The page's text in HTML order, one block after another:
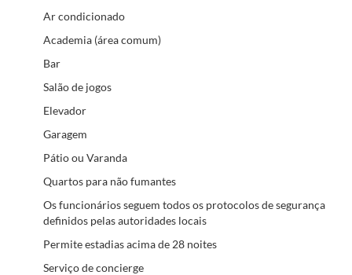
Ar condicionado
Academia (área comum)
Bar
Salão de jogos
Elevador
Garagem
Pátio ou Varanda
Quartos para não fumantes
Os funcionários seguem todos os protocolos de segurança
definidos pelas autoridades locais
Permite estadias acima de 28 noites
Serviço de concierge